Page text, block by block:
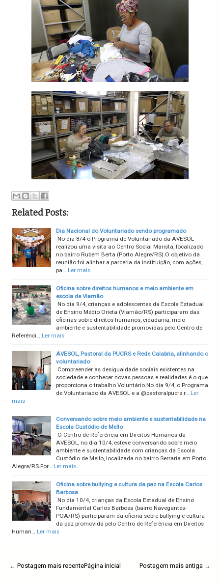
Related Posts:
Dia Nacional do Voluntariado sendo programado
No dia 8/4 o Programa de Voluntariado da AVESOL
realizou uma visita ao Centro Social Marista, localizado
no bairro Rubem Berta (Porto Alegre/RS).O objetivo da
reunião foi alinhar a parceria da instituição, com ações,
pa… Ler mais
Oficina sobre direitos humanos e meio ambiente em
escola de Viamão
No dia 9/4, crianças e adolescentes da Escola Estadual
de Ensino Médio Orieta (Viamão/RS) participaram das
oficinas sobre direitos humanos, cidadania, meio
ambiente e sustentabilidade promovidas pelo Centro de
Referênci… Ler mais
AVESOL, Pastoral da PUCRS e Rede Calabria, alinhando o
voluntariado
Compreender as desigualdade sociais existentes na
sociedade e conhecer novas pessoas e realidades é o que
proporciona o trabalho Voluntário.No dia 9/4, o Programa
de Voluntariado da AVESOL e a @pastoralpucrs r… Ler
mais
Conversando sobre meio ambiente e sustentabilidade na
Escola Custódio de Mello
O Centro de Referência em Direitos Humanos da
AVESOL, no dia 10/4, esteve conversando sobre meio
ambiente e sustentabilidade com crianças da Escola
Custódio de Mello, localizada no bairro Serraria em Porto
Alegre/RS.For… Ler mais
Oficina sobre bullying e cultura da paz na Escola Carlos
Barbosa
No dia 10/4, crianças da Escola Estadual de Ensino
Fundamental Carlos Barbosa (bairro Navegantes-
POA/RS) participaram da oficina sobre bullying e cultura
da paz promovida pelo Centro de Referência em Direitos
Human… Ler mais
← Postagem mais recente Postagem mais antiga →
Página inicial